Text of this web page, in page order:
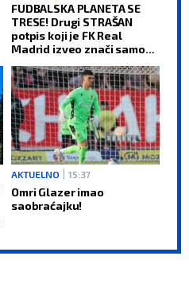
FUDBALSKA PLANETA SE
TRESE! Drugi STRAŠAN
potpis koji je FK Real
Madrid izveo znači samo
šampiona je obaveza!
AKTUELNO 15:37
Omri Glazer imao
saobraćajku!